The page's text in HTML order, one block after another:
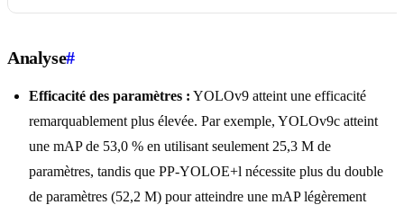
Analyse#
Efficacité des paramètres : YOLOv9 atteint une efficacité
remarquablement plus élevée. Par exemple, YOLOv9c atteint
une mAP de 53,0 % en utilisant seulement 25,3 M de
paramètres, tandis que PP-YOLOE+l nécessite plus du double
de paramètres (52,2 M) pour atteindre une mAP légèrement